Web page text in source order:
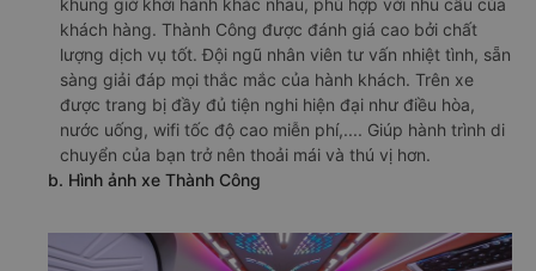
khung giờ khởi hành khác nhau, phù hợp với nhu cầu của
khách hàng. Thành Công được đánh giá cao bởi chất
lượng dịch vụ tốt. Đội ngũ nhân viên tư vấn nhiệt tình, sẵn
sàng giải đáp mọi thắc mắc của hành khách. Trên xe
được trang bị đầy đủ tiện nghi hiện đại như điều hòa,
nước uống, wifi tốc độ cao miễn phí,.... Giúp hành trình di
chuyển của bạn trở nên thoải mái và thú vị hơn.
b. Hình ảnh xe Thành Công